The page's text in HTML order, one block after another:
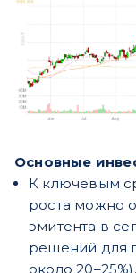
Основные
К ключевым
роста можно
эмитента в
решений для
около